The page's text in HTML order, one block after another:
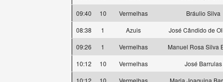
09:40
10 Vermelhas
Bráulio Silva
08:38
1 Azuis
José Cândido de
09:26
1 Vermelhas
Manuel Rosa Silva
10:12
10 Vermelhas
José Barrulas
10:12
10 Vermelhas
Maria Joaquina